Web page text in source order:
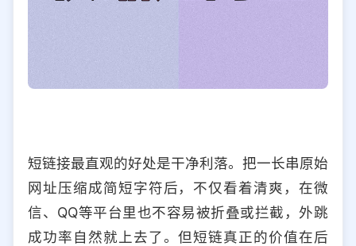
短链接最直观的好处是干净利落。把一长串原始
网址压缩成简短字符后，不仅看着清爽，在微
信、QQ等平台里也不容易被折叠或拦截，外跳
成功率自然就上去了。但短链真正的价值在后